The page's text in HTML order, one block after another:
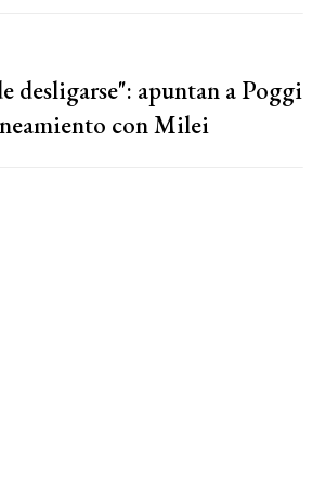
desligarse": apuntan a Poggi
con Milei